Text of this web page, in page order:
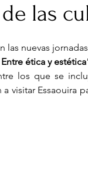
las
las nuevas
ética y estética
los que se
a visitar Essaouira